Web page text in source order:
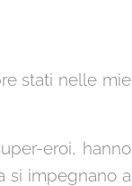
stati nelle mie
eroi, hanno
si impegnano a